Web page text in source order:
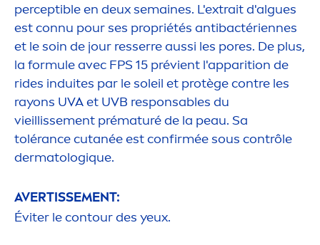
perceptible en deux semaines. L'extrait d'algues
est connu pour ses propriétés antibactériennes
et le soin de jour resserre aussi les pores. De plus,
la formule avec FPS 15 prévient l'apparition de
rides induites par le soleil et protège contre les
rayons UVA et UVB responsables du
vieillissement prématuré de la peau. Sa
tolérance cutanée est confirmée sous contrôle
dermatologique.
AVERTISSEMENT:
Éviter le contour des yeux.